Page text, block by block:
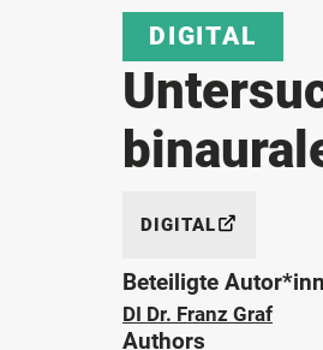
DIGITAL
DIGITAL
Beteiligte
DI Dr. Franz Graf
Authors